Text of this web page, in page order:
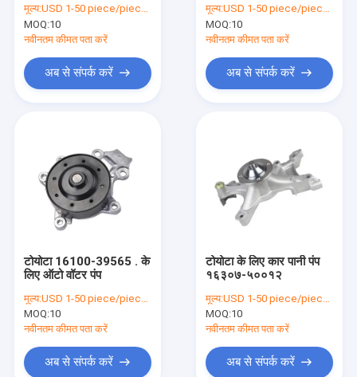
एक बोली का अनुरोध
मर्सिडीज बेंज कंट्रोल आर्म
ऑडी कंट्रोल आर्म
ऑटोमोबाइल शॉक अवशोषक
शीतलक विस्तार टैंक
कार इंजन पानी पंप
मूल्य:USD 1-50 piece/pieces
MOQ:10
नवीनतम कीमत पता करें
अब से संपर्क करें
मूल्य:USD 1-50 piece/pieces
MOQ:10
नवीनतम कीमत पता करें
अब से संपर्क करें
टोयोटा 16100-39565 . के
लिए ऑटो वॉटर पंप
मूल्य:USD 1-50 piece/pieces
MOQ:10
नवीनतम कीमत पता करें
अब से संपर्क करें
टोयोटा के लिए कार पानी पंप
१६३०७-५००१२
मूल्य:USD 1-50 piece/pieces
MOQ:10
नवीनतम कीमत पता करें
अब से संपर्क करें